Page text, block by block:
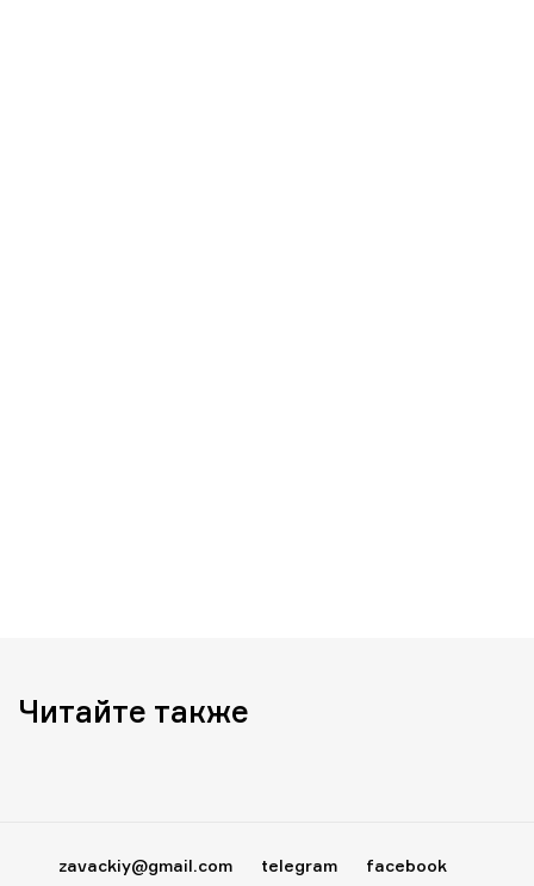
Читайте также
zavackiy@gmail.com telegram facebook